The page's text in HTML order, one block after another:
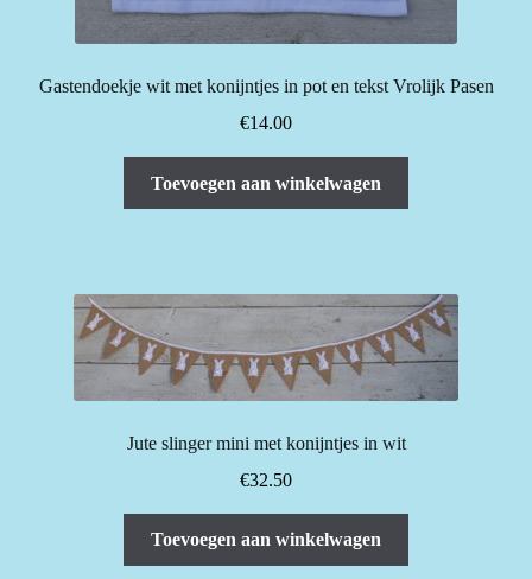
Gastendoekje wit met konijntjes in pot en tekst Vrolijk Pasen
€14.00
Toevoegen aan winkelwagen
Jute slinger mini met konijntjes in wit
€32.50
Toevoegen aan winkelwagen